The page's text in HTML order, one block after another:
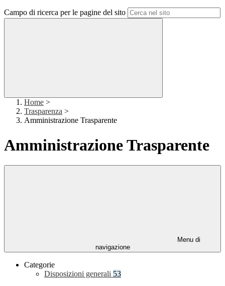
Campo di ricerca per le pagine del sito
Home >
Trasparenza >
Amministrazione Trasparente
Amministrazione Trasparente
Menu di
navigazione
Categorie
Disposizioni generali 53